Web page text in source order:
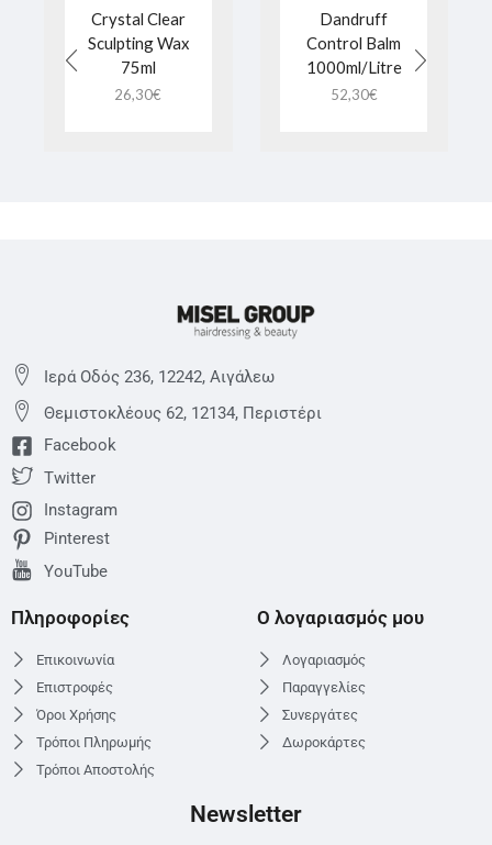
Crystal Clear
Sculpting Wax
75ml
26,30€
Dandruff
Control Balm
1000ml/Litre
52,30€
Ιερά Οδός 236, 12242, Αιγάλεω
Θεμιστoκλέους 62, 12134, Περιστέρι
Facebook
Twitter
Instagram
Pinterest
YouTube
Πληροφορίες
Επικοινωνία
Επιστροφές
Όροι Χρήσης
Τρόποι Πληρωμής
Τρόποι Αποστολής
Ο λογαριασμός μου
Λογαριασμός
Παραγγελίες
Συνεργάτες
Δωροκάρτες
Newsletter